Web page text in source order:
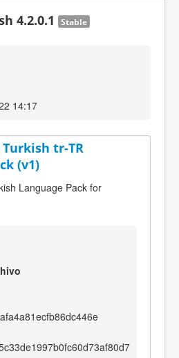
4.2.0.1 Stable
14:17
Turkish tr-TR
(v1)
Language Pack for